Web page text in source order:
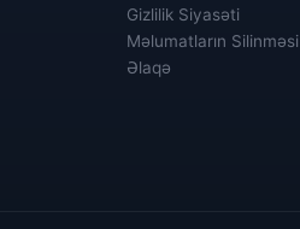
Gizlilik Siyasəti
Məlumatların Silinməsi
Əlaqə